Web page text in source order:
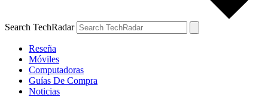
Search TechRadar
Reseña
Móviles
Computadoras
Guías De Compra
Noticias